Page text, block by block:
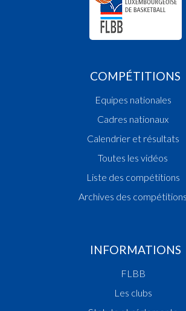
COMPÉTITIONS
Equipes nationales
Cadres nationaux
Calendrier et résultats
Toutes les vidéos
Liste des compétitions
Archives des compétitions
INFORMATIONS
FLBB
Les clubs